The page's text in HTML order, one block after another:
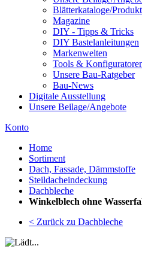
Blätterkataloge/
Magazine
DIY - Tipps & Tricks
DIY Bastelanleitungen
Markenwelten
Tools &
Unsere Bau-Ratgeber
Bau-News
Digitale Ausstellung
Unsere Beilage/Angebote
Konto
Home
Sortiment
Dach, Fassade, Dämmstoffe
Steildacheindeckung
Dachbleche
Winkelblech ohne
< Zurück zu Dachbleche